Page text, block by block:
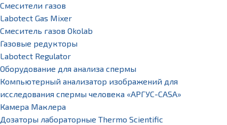
Смесители газов
Labotect Gas Mixer
Смеситель газов Okolab
Газовые редукторы
Labotect Regulator
Оборудование для анализа спермы
Компьютерный анализатор изображений для
исследования спермы человека «АРГУС-CASA»
Камера Маклера
Дозаторы лабораторные Thermo Scientific